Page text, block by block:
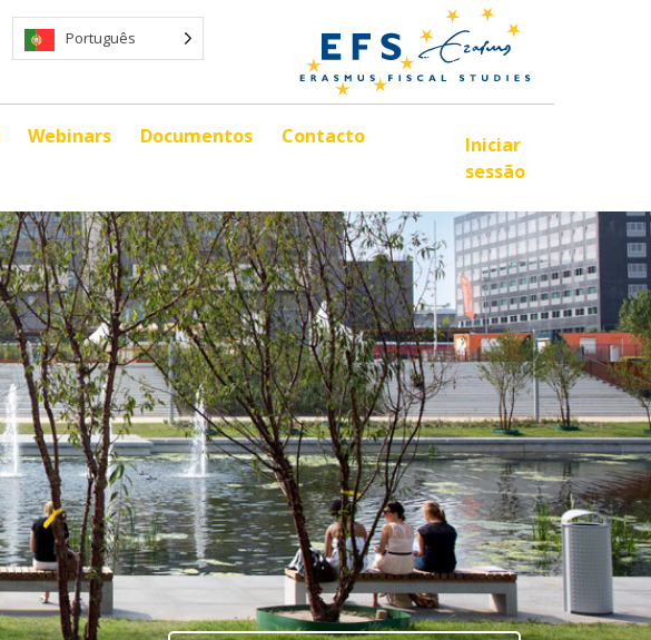
Português
Webinars Documentos
Contacto
Iniciar
sessão